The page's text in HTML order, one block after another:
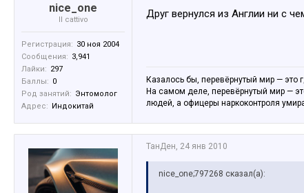
nice_one
Il cattivo
Регистрация: 30 ноя 2004
Сообщения: 3,941
Лайки: 297
Баллы: 0
Род занятий: Энтомолог
Адрес: Индокитай
Друг вернулся из Англии ни с
Казалось бы, перевёрнутый мир — это
На самом деле, перевёрнутый мир —
людей, а офицеры наркоконтроля
ТанДен 24 янв 2010
nice_one;797268 сказал(а):